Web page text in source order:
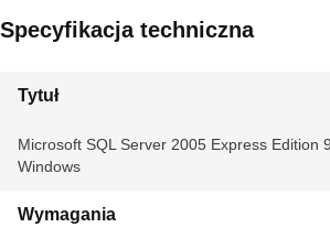
Specyfikacja techniczna
Tytuł
Microsoft SQL Server 2005 Express Edition
Windows
Wymagania